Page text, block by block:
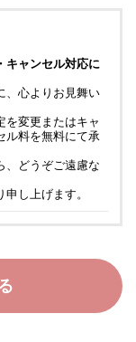
キャンセル対応に
、心よりお見舞い
を変更またはキャ
ル料を無料にて承
、どうぞご遠慮な
し上げます。